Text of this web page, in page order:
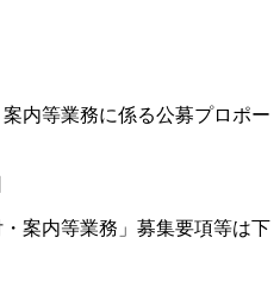
内等業務に係る公募プロポー
案内等業務」募集要項等は下